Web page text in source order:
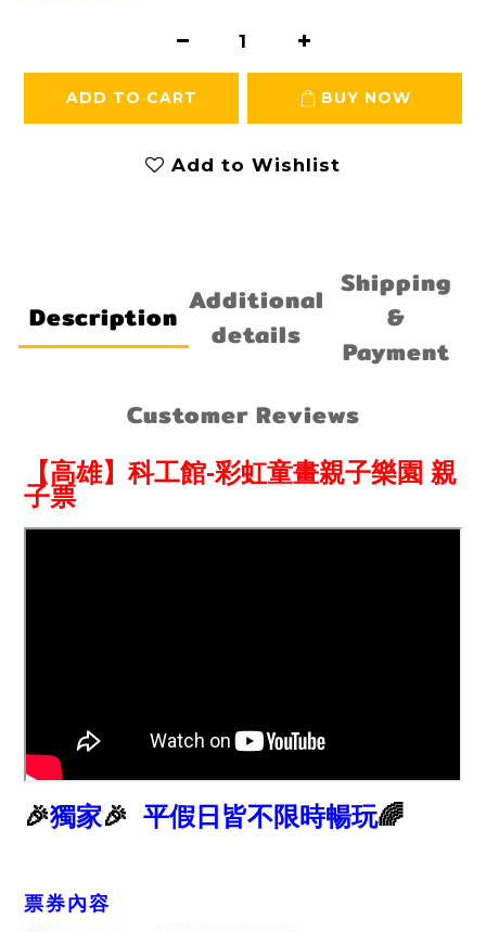
ADD TO CART BUY NOW
Add to Wishlist
Description Additional
details
Shipping
&
Payment
Customer Reviews
【高雄】科工館-彩虹童畫親子樂園 親
子票
🎉獨家🎉 平假日皆不限時暢玩🌈
票券內容